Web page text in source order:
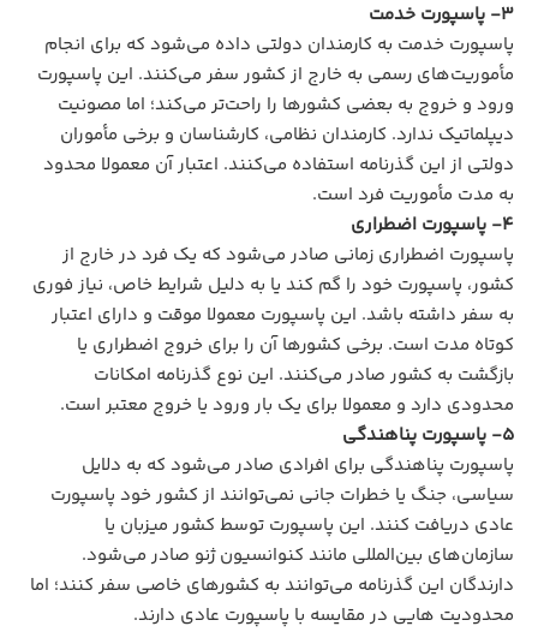
3- پاسپورت خدمت
پاسپورت خدمت به کارمندان دولتی داده می‌شود که برای انجام
مأموریت‌های رسمی به خارج از کشور سفر می‌کنند. این پاسپورت
ورود و خروج به بعضی کشورها را راحت‌تر می‌کند؛ اما مصونیت
دیپلماتیک ندارد. کارمندان نظامی، کارشناسان و برخی مأموران
دولتی از این گذرنامه استفاده می‌کنند. اعتبار آن معمولا محدود
به مدت مأموریت فرد است.
4- پاسپورت اضطراری
پاسپورت اضطراری زمانی صادر می‌شود که یک فرد در خارج از
کشور، پاسپورت خود را گم کند یا به دلیل شرایط خاص، نیاز فوری
به سفر داشته باشد. این پاسپورت معمولا موقت و دارای اعتبار
کوتاه‌ مدت است. برخی کشورها آن را برای خروج اضطراری یا
بازگشت به کشور صادر می‌کنند. این نوع گذرنامه امکانات
محدودی دارد و معمولا برای یک‌ بار ورود یا خروج معتبر است.
5- پاسپورت پناهندگی
پاسپورت پناهندگی برای افرادی صادر می‌شود که به دلایل
سیاسی، جنگ یا خطرات جانی نمی‌توانند از کشور خود پاسپورت
عادی دریافت کنند. این پاسپورت توسط کشور میزبان یا
سازمان‌های بین‌المللی مانند کنوانسیون ژنو صادر می‌شود.
دارندگان این گذرنامه می‌توانند به کشورهای خاصی سفر کنند؛ اما
محدودیت‌ هایی در مقایسه با پاسپورت عادی دارند.